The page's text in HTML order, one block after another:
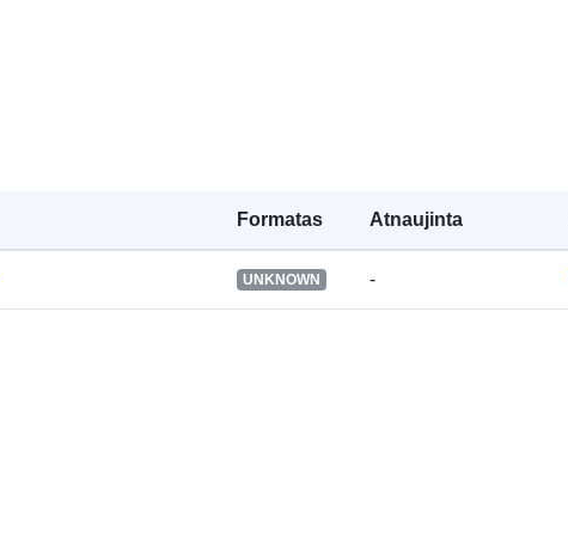
Formatas Atnaujinta
UNKNOWN -
Prieigos teisės: